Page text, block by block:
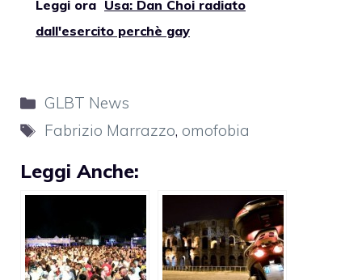
Leggi ora Usa: Dan Choi radiato
dall'esercito perchè gay
Categorie
GLBT News
Tag
Fabrizio Marrazzo, omofobia
Leggi Anche: